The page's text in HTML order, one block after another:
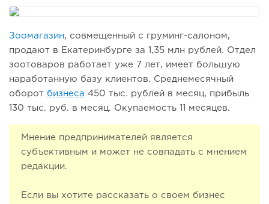
Зоомагазин, совмещенный с груминг-салоном,
продают в Екатеринбурге за 1,35 млн рублей. Отдел
зоотоваров работает уже 7 лет, имеет большую
наработанную базу клиентов. Среднемесячный
оборот бизнеса 450 тыс. рублей в месяц, прибыль
130 тыс. руб. в месяц. Окупаемость 11 месяцев.
Мнение предпринимателей является
субъективным и может не совпадать с мнением
редакции.
Если вы хотите рассказать о своем бизнес